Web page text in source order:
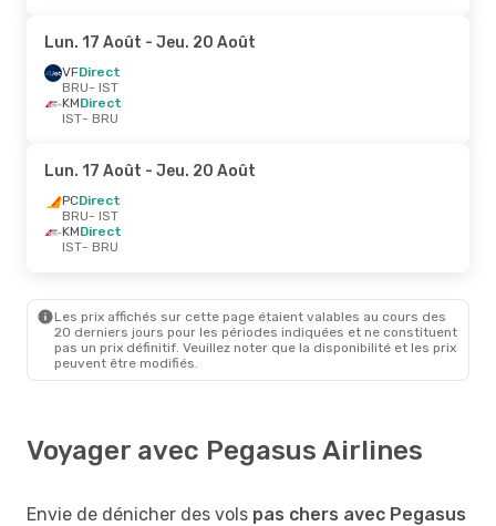
Lun. 17 Août - Jeu. 20 Août
VFDirect
BRU- IST
KMDirect
IST- BRU
Lun. 17 Août - Jeu. 20 Août
PCDirect
BRU- IST
KMDirect
IST- BRU
Les prix affichés sur cette page étaient valables au cours des
20 derniers jours pour les périodes indiquées et ne constituent
pas un prix définitif. Veuillez noter que la disponibilité et les prix
peuvent être modifiés.
Voyager avec Pegasus Airlines
Envie de dénicher des vols pas chers avec Pegasus